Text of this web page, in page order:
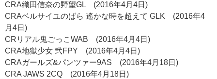
CRA織田信奈の野望GL (2016年4月4日)
CRAベルサイユのばら 遙かな時を超えて GLK (2016年4
月4日)
CRリアル鬼ごっこWAB (2016年4月4日)
CRA地獄少女 弐FPY (2016年4月4日)
CRAガールズ&パンツァー9AS (2016年4月18日)
CRA JAWS 2CQ (2016年4月18日)